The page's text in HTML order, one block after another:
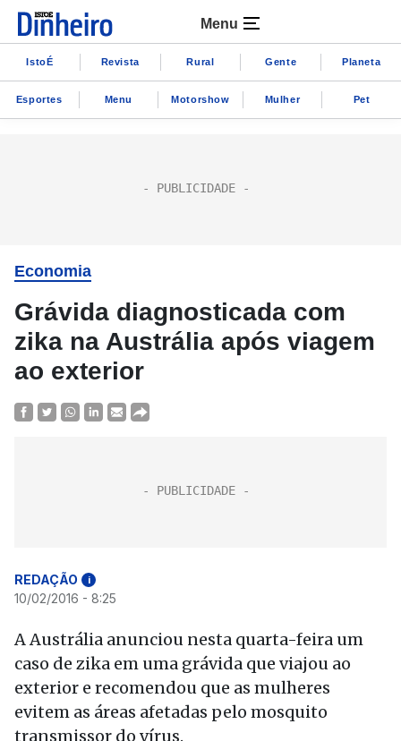
Menu
IstoÉ Revista Rural Gente Planeta
Esportes Menu Motorshow Mulher Pet
Economia
Grávida diagnosticada com
zika na Austrália após viagem
ao exterior
REDAÇÃO i
10/02/2016 - 8:25
A Austrália anunciou nesta quarta-feira um
caso de zika em uma grávida que viajou ao
exterior e recomendou que as mulheres
evitem as áreas afetadas pelo mosquito
transmissor do vírus.